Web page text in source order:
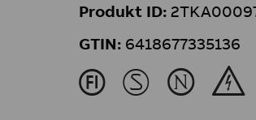
Produkt ID:
GTIN: 6418677335136
J M N &